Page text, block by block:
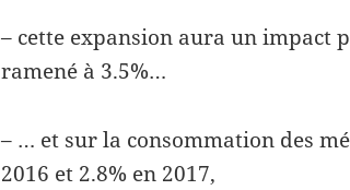
– cette expansion aura un impact
ramené à 3.5%…
– … et sur la consommation des
2016 et 2.8% en 2017,